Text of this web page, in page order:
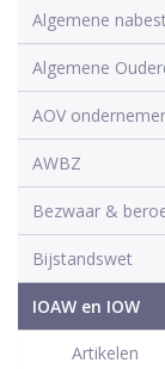
Algemene
Algemene
AOV
AWBZ
Bezwaar &
Bijstandswet
IOAW en IOW
Artikelen